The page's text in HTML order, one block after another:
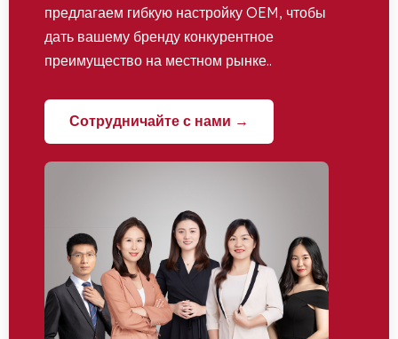
предлагаем гибкую настройку OEM, чтобы
дать вашему бренду конкурентное
преимущество на местном рынке..
Сотрудничайте с нами →